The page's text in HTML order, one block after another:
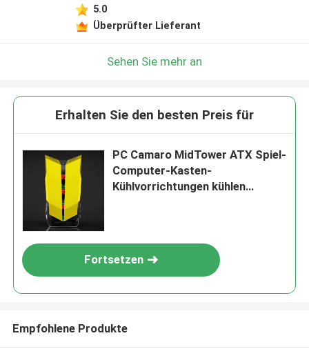
5.0
Überprüfter Lieferant
Sehen Sie mehr an
Erhalten Sie den besten Preis für
PC Camaro MidTower ATX Spiel-
Computer-Kasten-
Kühlvorrichtungen kühlen
Fortsetzen
Empfohlene Produkte